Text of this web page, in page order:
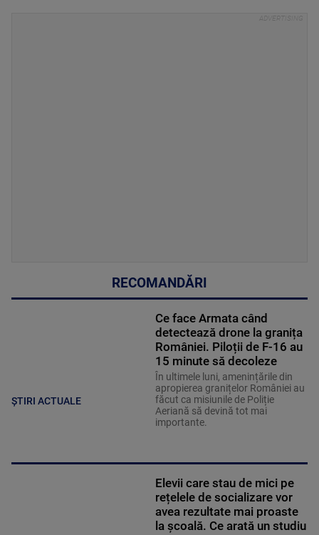
RECOMANDĂRI
ȘTIRI ACTUALE
Ce face Armata când
detectează drone la granița
României. Piloții de F-16 au
15 minute să decoleze
În ultimele luni, amenințările din
apropierea granițelor României au
făcut ca misiunile de Poliție
Aeriană să devină tot mai
importante.
Elevii care stau de mici pe
rețelele de socializare vor
avea rezultate mai proaste
la școală. Ce arată un studiu